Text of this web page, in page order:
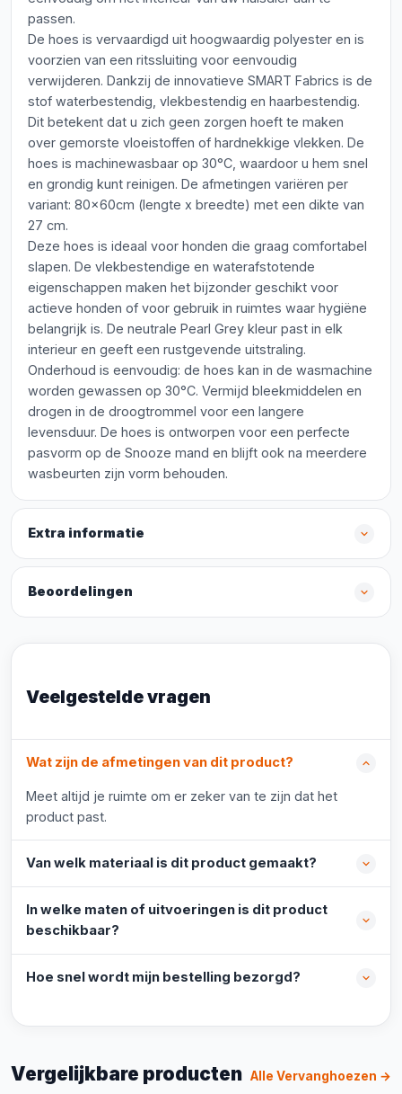
passen.
De hoes is vervaardigd uit hoogwaardig polyester en is
voorzien van een ritssluiting voor eenvoudig
verwijderen. Dankzij de innovatieve SMART Fabrics is de
stof waterbestendig, vlekbestendig en haarbestendig.
Dit betekent dat u zich geen zorgen hoeft te maken
over gemorste vloeistoffen of hardnekkige vlekken. De
hoes is machinewasbaar op 30°C, waardoor u hem snel
en grondig kunt reinigen. De afmetingen variëren per
variant: 80x60cm (lengte x breedte) met een dikte van
27 cm.
Deze hoes is ideaal voor honden die graag comfortabel
slapen. De vlekbestendige en waterafstotende
eigenschappen maken het bijzonder geschikt voor
actieve honden of voor gebruik in ruimtes waar hygiëne
belangrijk is. De neutrale Pearl Grey kleur past in elk
interieur en geeft een rustgevende uitstraling.
Onderhoud is eenvoudig: de hoes kan in de wasmachine
worden gewassen op 30°C. Vermijd bleekmiddelen en
drogen in de droogtrommel voor een langere
levensduur. De hoes is ontworpen voor een perfecte
pasvorm op de Snooze mand en blijft ook na meerdere
wasbeurten zijn vorm behouden.
Extra informatie
Beoordelingen
Veelgestelde vragen
Wat zijn de afmetingen van dit product?
Meet altijd je ruimte om er zeker van te zijn dat het
product past.
Van welk materiaal is dit product gemaakt?
In welke maten of uitvoeringen is dit product
beschikbaar?
Hoe snel wordt mijn bestelling bezorgd?
Vergelijkbare producten Alle Vervanghoezen →